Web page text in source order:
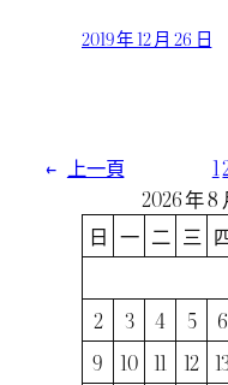
2019 年 12 月 26 日
← 上一頁 1
2026 年 8
日 一 二 三
2
3 4 5 6
9
10 11 12